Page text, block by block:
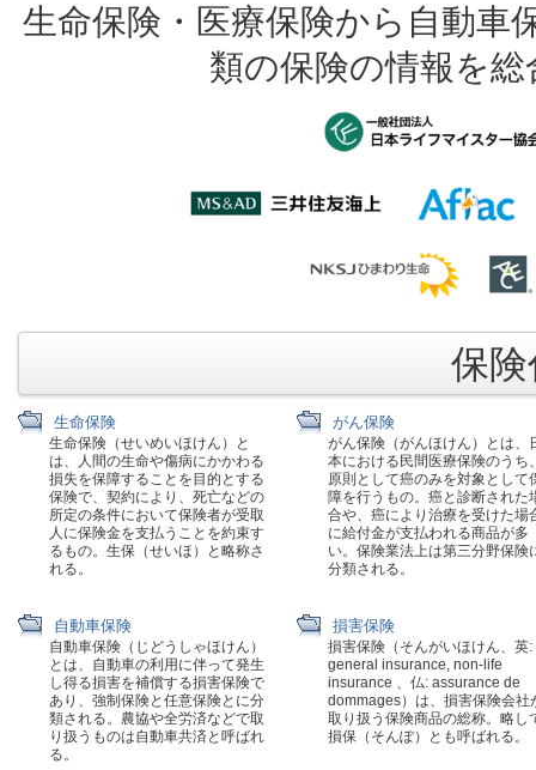
生命保険・医療保険から自動車
類の保険の情報を
保
生命保険
生命保険（せいめいほけん）と
は、人間の生命や傷病にかかわる
損失を保障することを目的とする
保険で、契約により、死亡などの
所定の条件において保険者が受取
人に保険金を支払うことを約束す
るもの。生保（せいほ）と略称さ
れる。
がん保険
がん保険（がんほけん）とは、
本における民間医療保険のうち
原則として癌のみを対象として
障を行うもの。癌と診断された
合や、癌により治療を受けた場
に給付金が支払われる商品が多
い。保険業法上は第三分野保険
分類される。
自動車保険
自動車保険（じどうしゃほけん）
とは、自動車の利用に伴って発生
し得る損害を補償する損害保険で
あり、強制保険と任意保険とに分
類される。農協や全労済などで取
り扱うものは自動車共済と呼ばれ
る。
損害保険
損害保険（そんがいほけん、英:
general insurance, non-life
insurance 、仏: assurance de
dommages）は、損害保険会社
取り扱う保険商品の総称。略し
損保（そんぽ）とも呼ばれる。